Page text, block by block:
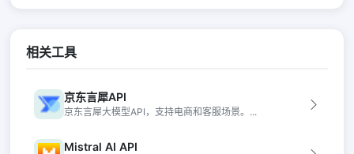
相关工具
京东言犀API
京东言犀大模型API，支持电商和客服场景。...
Mistral AI API